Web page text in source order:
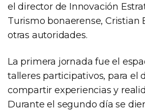
el director de Innovación
Turismo bonaerense, Cristian
otras autoridades.
La primera jornada fue el
talleres participativos, para el
compartir experiencias y
Durante el segundo día se